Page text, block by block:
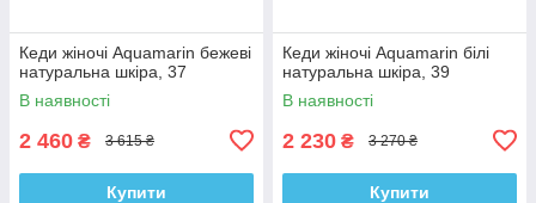
Кеди жіночі Aquamarin бежеві
натуральна шкіра, 37
В наявності
2 460 ₴ 3 615 ₴
Купити
Кеди жіночі Aquamarin білі
натуральна шкіра, 39
В наявності
2 230 ₴ 3 270 ₴
Купити